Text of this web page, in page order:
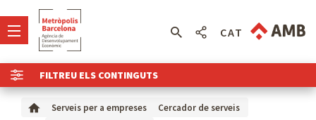
FILTREU ELS CONTINGUTS
CAT
Serveis per a empreses
Cercador de serveis